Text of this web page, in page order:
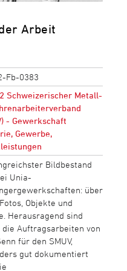
Arbeit
Fb-0383
Schweizerischer Metall-
- Gewerkschaft
Gewerbe,
Bildbestand
Unia-
über
Objekte und
Herausragend sind
die Auftragsarbeiten von
für den SMUV,
gut dokumentiert